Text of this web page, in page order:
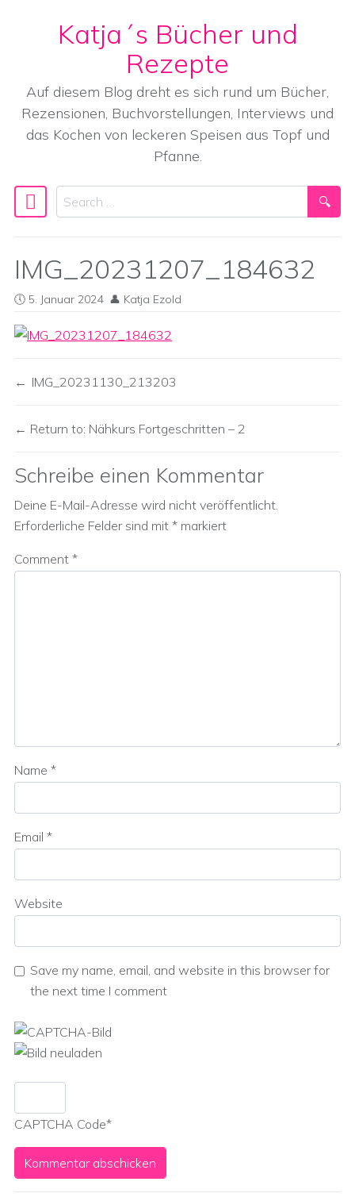
Skip to content
Katja´s Bücher und
Rezepte
Auf diesem Blog dreht es sich rund um Bücher,
Rezensionen, Buchvorstellungen, Interviews und
das Kochen von leckeren Speisen aus Topf und
Pfanne.
Main Navigation
Search
IMG_20231207_184632
5. Januar 2024 Katja Ezold
IMG_20231130_213203
Return to: Nähkurs Fortgeschritten – 2
Schreibe einen Kommentar
Deine E-Mail-Adresse wird nicht veröffentlicht.
Erforderliche Felder sind mit * markiert
Comment *
Name *
Email *
Website
Save my name, email, and website in this browser for
the next time I comment
CAPTCHA Code*